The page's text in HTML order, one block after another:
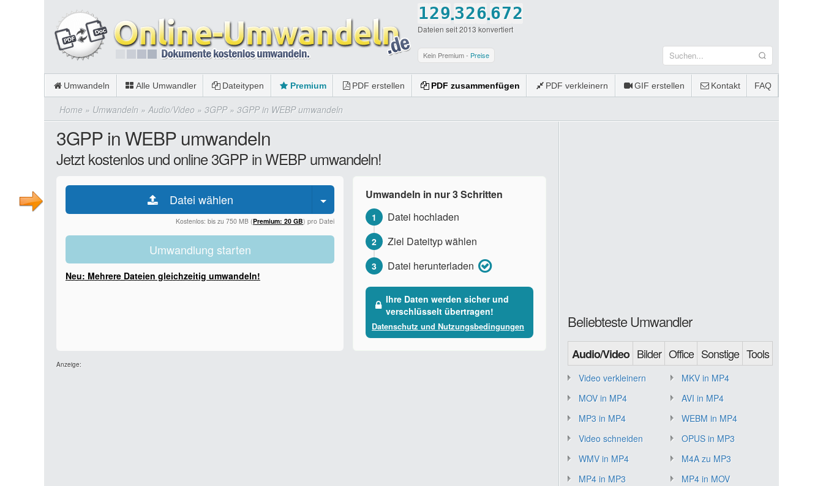
1
2
3
4
5
6
0
2
3
4
5
6
7
9
0
.3
4
5
6
7
8
2
3
4
5
6
7
6
7
8
9
0
.6
7
8
9
0
7
8
0
2
3
5
6
7
Dateien seit 2013 konvertiert
Kein Premium - Preise
Umwandeln Alle Umwandler Dateitypen Premium PDF erstellen PDF zusammenfügen PDF verkleinern GIF erstellen Kontakt FAQ
Home » Umwandeln » Audio/Video » 3GPP» 3GPP in WEBP umwandeln
3GPP in WEBP umwandeln
Jetzt kostenlos und online 3GPP in WEBP umwandeln!
Datei wählen
Kostenlos: bis zu 750 MB (Premium: 20 GB) pro Datei
Umwandlung starten
Neu: Mehrere Dateien gleichzeitig umwandeln!
Umwandeln in nur 3 Schritten
1 Datei hochladen
2 Ziel Dateityp wählen
3 Datei herunterladen
Ihre Daten werden sicher und
verschlüsselt übertragen!
Datenschutz und Nutzungsbedingungen
Anzeige:
Beliebteste Umwandler
Audio/Video Bilder Office Sonstige Tools
Video verkleinern
MKV in MP4
MOV in MP4
AVI in MP4
MP3 in MP4
WEBM in MP4
Video schneiden
OPUS in MP3
WMV in MP4
M4A zu MP3
MP4 in MP3
MP4 in MOV